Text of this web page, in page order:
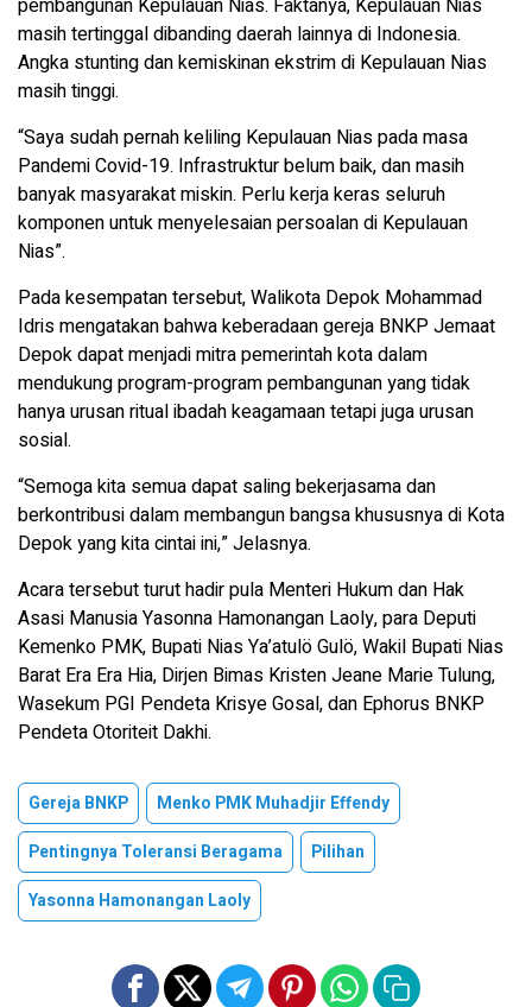
pembangunan Kepulauan Nias. Faktanya, Kepulauan Nias
masih tertinggal dibanding daerah lainnya di Indonesia.
Angka stunting dan kemiskinan ekstrim di Kepulauan Nias
masih tinggi.
“Saya sudah pernah keliling Kepulauan Nias pada masa
Pandemi Covid-19. Infrastruktur belum baik, dan masih
banyak masyarakat miskin. Perlu kerja keras seluruh
komponen untuk menyelesaian persoalan di Kepulauan
Nias”.
Pada kesempatan tersebut, Walikota Depok Mohammad
Idris mengatakan bahwa keberadaan gereja BNKP Jemaat
Depok dapat menjadi mitra pemerintah kota dalam
mendukung program-program pembangunan yang tidak
hanya urusan ritual ibadah keagamaan tetapi juga urusan
sosial.
“Semoga kita semua dapat saling bekerjasama dan
berkontribusi dalam membangun bangsa khususnya di Kota
Depok yang kita cintai ini,” Jelasnya.
Acara tersebut turut hadir pula Menteri Hukum dan Hak
Asasi Manusia Yasonna Hamonangan Laoly, para Deputi
Kemenko PMK, Bupati Nias Ya’atulö Gulö, Wakil Bupati Nias
Barat Era Era Hia, Dirjen Bimas Kristen Jeane Marie Tulung,
Wasekum PGI Pendeta Krisye Gosal, dan Ephorus BNKP
Pendeta Otoriteit Dakhi.
Gereja BNKP
Menko PMK Muhadjir Effendy
Pentingnya Toleransi Beragama
Pilihan
Yasonna Hamonangan Laoly